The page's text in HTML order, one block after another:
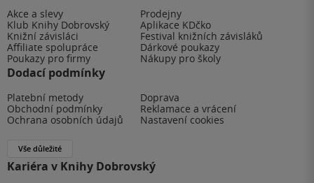
Akce a slevy
Prodejny
Klub Knihy Dobrovský
Aplikace KDčko
Knižní závisláci
Festival knižních závisláků
Affiliate spolupráce
Dárkové poukazy
Poukazy pro firmy
Nákupy pro školy
Dodací podmínky
Platební metody
Doprava
Obchodní podmínky
Reklamace a vrácení
Ochrana osobních údajů
Nastavení cookies
Vše důležité
Kariéra v Knihy Dobrovský